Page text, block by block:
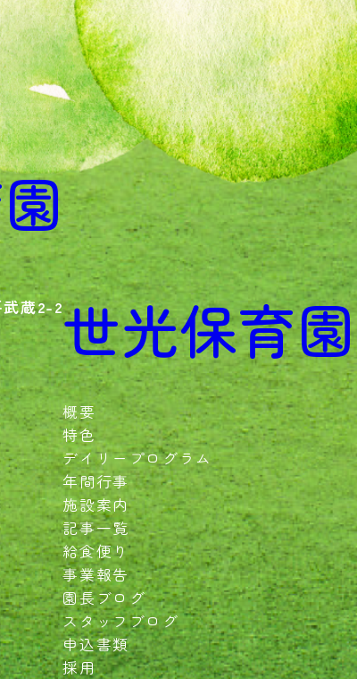
蔵2-2世光保育園
概要
特色
デイリープログラム
年間行事
施設案内
記事一覧
給食便り
事業報告
園長ブログ
スタッフブログ
申込書類
採用